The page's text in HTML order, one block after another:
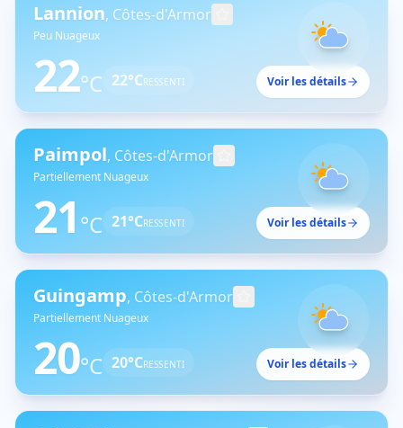
Lannion, Côtes-d'Armor
Peu Nuageux
22°C 22°CRESSENTI Voir les détails
Paimpol, Côtes-d'Armor
Partiellement Nuageux
21 °C 21°CRESSENTI Voir les détails
Guingamp, Côtes-d'Armor
Partiellement Nuageux
20°C 20°CRESSENTI Voir les détails